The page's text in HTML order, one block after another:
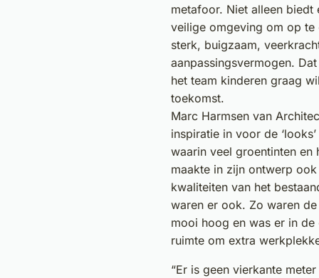
metafoor. Niet alleen biedt
veilige omgeving om op te
sterk, buigzaam,
aanpassingsvermogen.
het team kinderen graag
toekomst.
Marc Harmsen van
inspiratie in voor de
waarin veel groentinten en
maakte in zijn ontwerp
kwaliteiten van het
waren er ook. Zo waren
mooi hoog en was er in
ruimte om extra
“Er is geen vierkante